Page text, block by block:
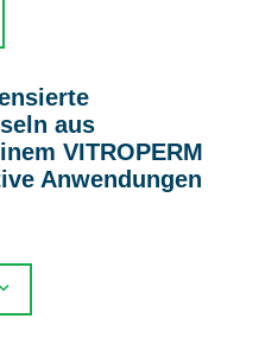
aus
VITROPERM
Anwendungen